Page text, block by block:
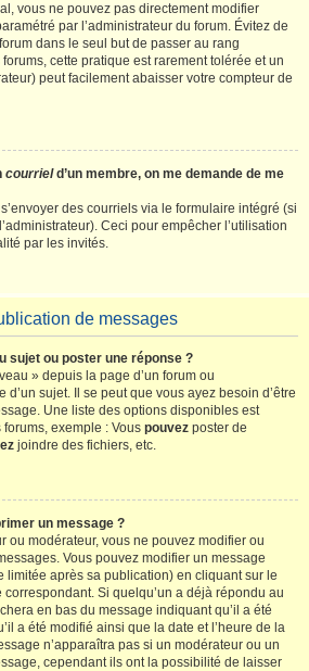
vous ne pouvez pas directement modifier
par l’administrateur du forum. Évitez de
dans le seul but de passer au rang
cette pratique est rarement tolérée et un
peut facilement abaisser votre compteur de
courrield’un membre, on me demande de me
des courriels via le formulaire intégré (si
Ceci pour empêcher l’utilisation
par les invités.
de messages
sujet ou poster une réponse ?
» depuis la page d’un forum ou
sujet. Il se peut que vous ayez besoin d’être
Une liste des options disponibles est
exemple : Vous pouvez poster de
joindre des fichiers, etc.
un message ?
ou modérateur, vous ne pouvez modifier ou
Vous pouvez modifier un message
limitée après sa publication) en cliquant sur le
Si quelqu’un a déjà répondu au
en bas du message indiquant qu’il a été
a été modifié ainsi que la date et l’heure de la
n’apparaîtra pas si un modérateur ou un
cependant ils ont la possibilité de laisser